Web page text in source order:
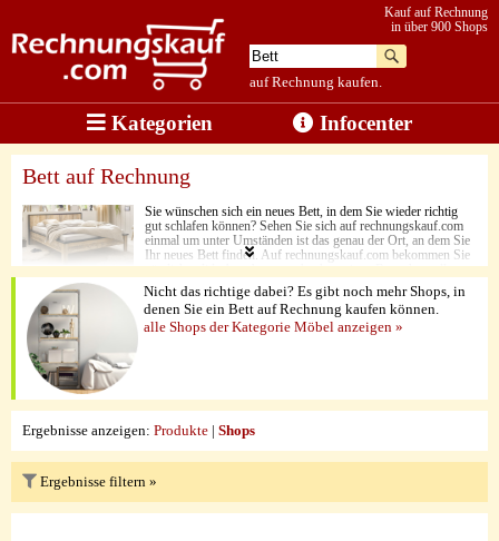
auf Rechnung kaufen.
Kauf auf Rechnung
in über 900 Shops
Kategorien Infocenter
Bett auf Rechnung
Sie wünschen sich ein neues Bett, in dem Sie wieder richtig
gut schlafen können? Sehen Sie sich auf rechnungskauf.com
einmal um unter Umständen ist das genau der Ort, an dem Sie
Ihr neues Bett finden. Auf rechnungskauf.com bekommen Sie
nämlich solide Angebote von hochwertigen Bettenherstellern
aufgelistet. Dabei besticht neben der Produktqualität auch der
Preis. Zusätzlich wird Ihnen noch eine riesige Auswahl
geboten. Hier gibt es schmale Betten für den Einzelnen,
französische Betten und Doppelbetten. Da ist für jeden etwas
Nicht das richtige dabei? Es gibt noch mehr Shops, in
denen Sie ein Bett auf Rechnung kaufen können.
alle Shops der Kategorie Möbel anzeigen »
Ergebnisse anzeigen: Produkte | Shops
Ergebnisse filtern »